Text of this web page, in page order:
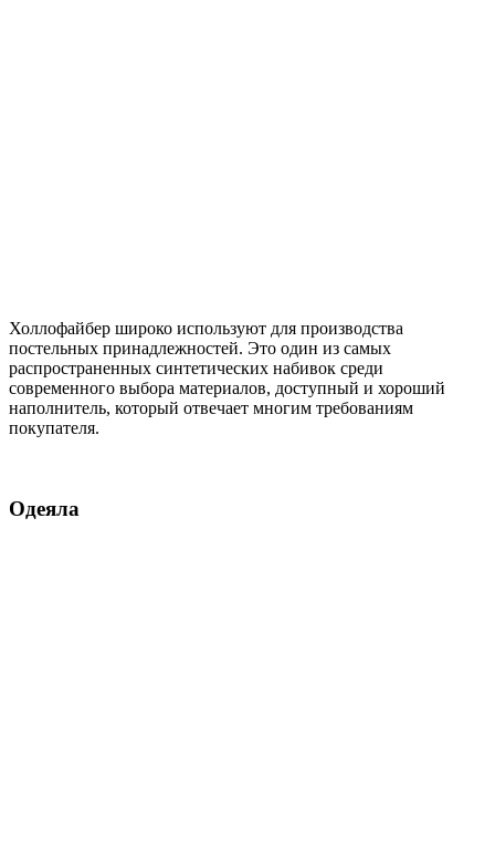
Холлофайбер широко используют для производства
постельных принадлежностей. Это один из самых
распространенных синтетических набивок среди
современного выбора материалов, доступный и хороший
наполнитель, который отвечает многим требованиям
покупателя.
Одеяла